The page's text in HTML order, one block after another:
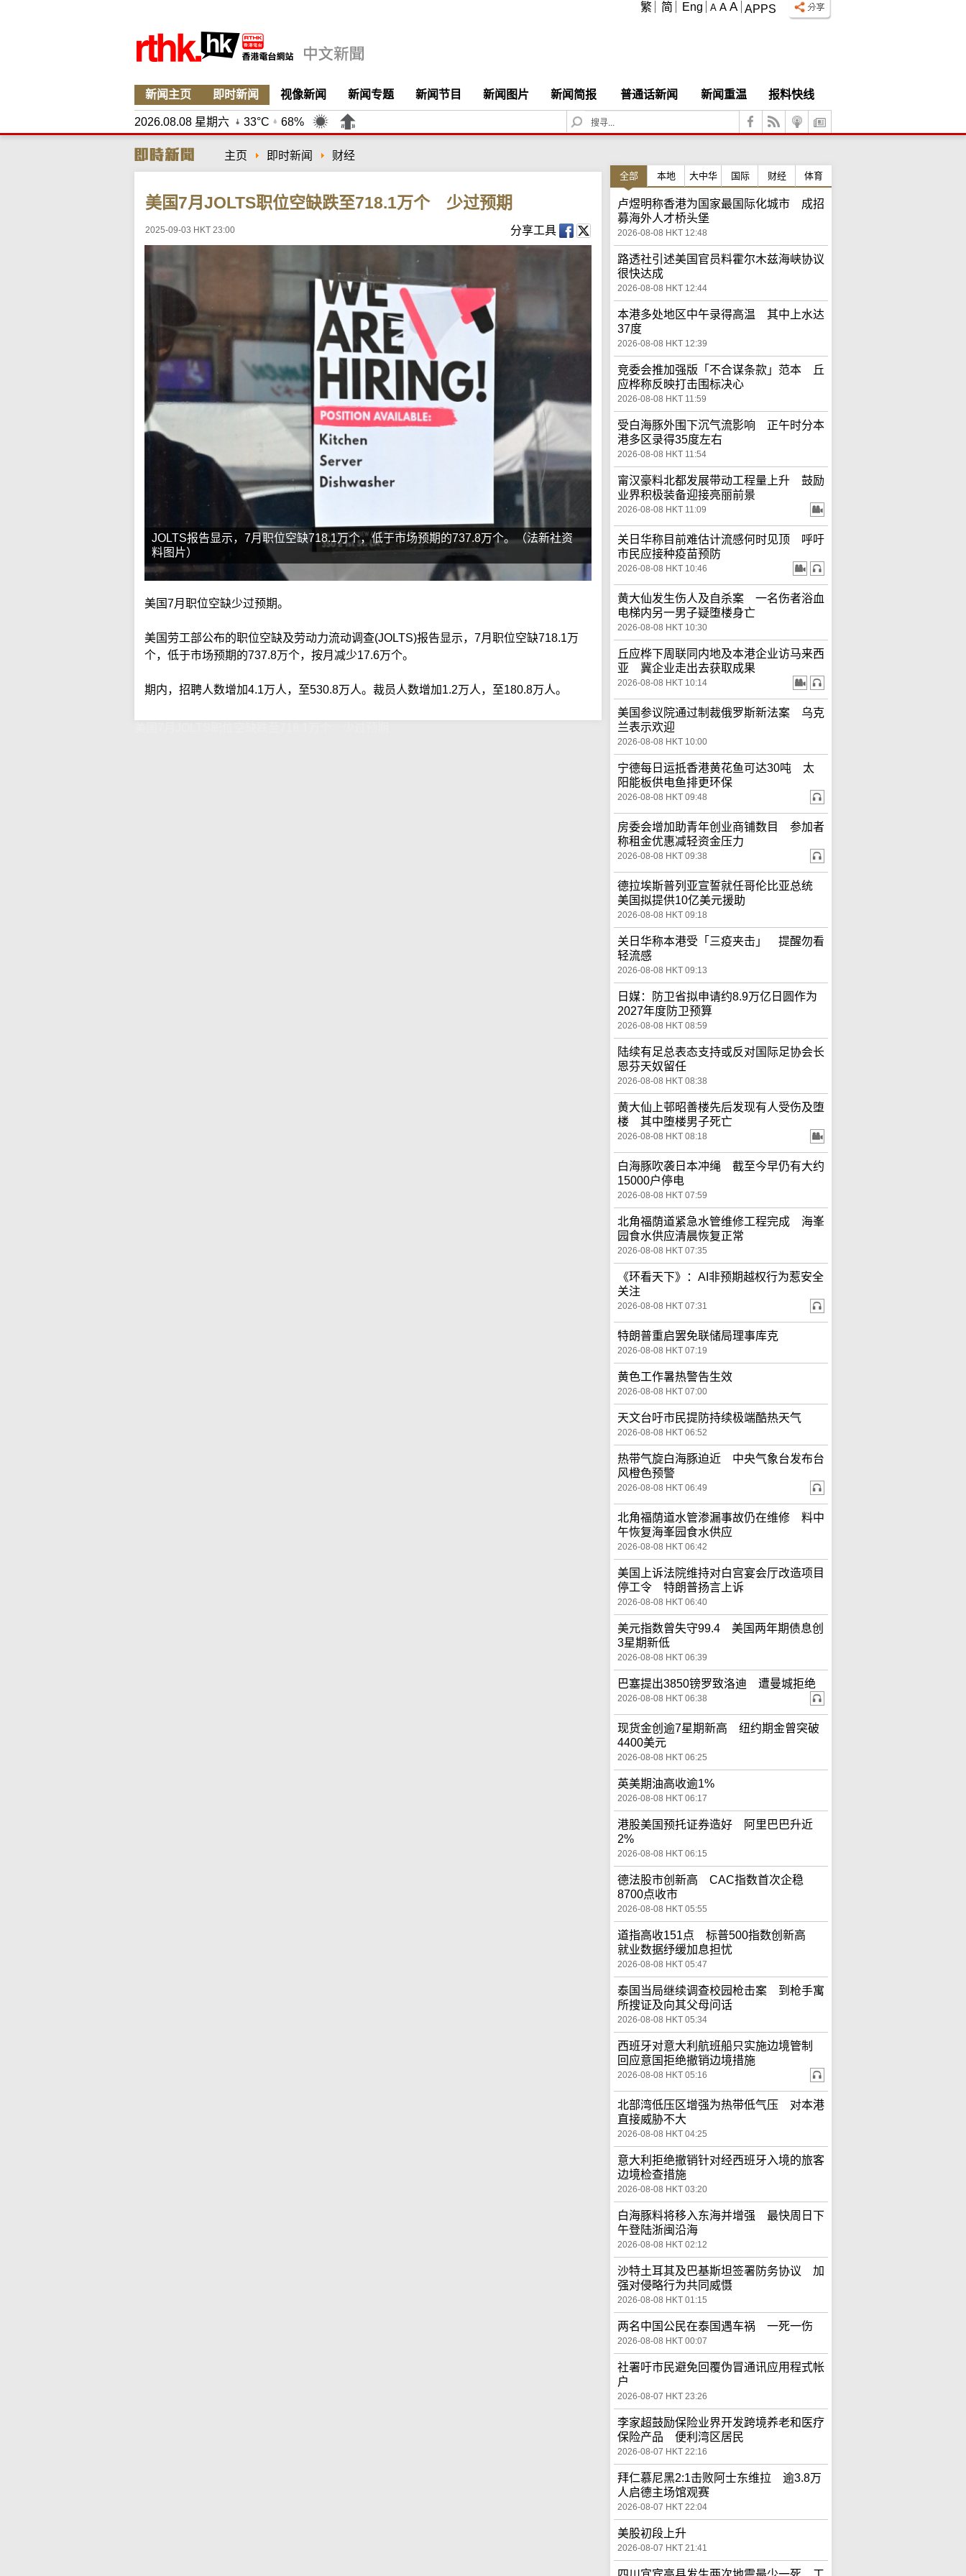
APPS
A A A
繁 简 Eng
新闻主页 即时新闻 视像新闻 新闻专题 新闻节目 新闻图片 新闻简报 普通话新闻 新闻重温 报料快线
2026.08.08 星期六 33°C 68%
S
e
c
主页 即时新闻 财经
美国7月JOLTS职位空缺跌至718.1万个 少过预期
2025-09-03 HKT 23:00 分享工具
JOLTS报告显示，7月职位空缺718.1万个，低于市场预期的737.8万个。（法新社资
料图片）
美国7月职位空缺少过预期。
美国劳工部公布的职位空缺及劳动力流动调查(JOLTS)报告显示，7月职位空缺718.1万
个，低于市场预期的737.8万个，按月减少17.6万个。
期内，招聘人数增加4.1万人，至530.8万人。裁员人数增加1.2万人，至180.8万人。
全部 本地 大中华 国际 财经 体育
卢煜明称香港为国家最国际化城市 成招
募海外人才桥头堡
2026-08-08 HKT 12:48
路透社引述美国官员料霍尔木兹海峡协议
很快达成
2026-08-08 HKT 12:44
本港多处地区中午录得高温 其中上水达
37度
2026-08-08 HKT 12:39
竞委会推加强版「不合谋条款」范本 丘
应桦称反映打击围标决心
2026-08-08 HKT 11:59
受白海豚外围下沉气流影响 正午时分本
港多区录得35度左右
2026-08-08 HKT 11:54
甯汉豪料北都发展带动工程量上升 鼓励
业界积极装备迎接亮丽前景
2026-08-08 HKT 11:09
关日华称目前难估计流感何时见顶 呼吁
市民应接种疫苗预防
2026-08-08 HKT 10:46
黄大仙发生伤人及自杀案 一名伤者浴血
电梯内另一男子疑堕楼身亡
2026-08-08 HKT 10:30
丘应桦下周联同内地及本港企业访马来西
亚 冀企业走出去获取成果
2026-08-08 HKT 10:14
美国参议院通过制裁俄罗斯新法案 乌克
兰表示欢迎
2026-08-08 HKT 10:00
宁德每日运抵香港黄花鱼可达30吨 太
阳能板供电鱼排更环保
2026-08-08 HKT 09:48
房委会增加助青年创业商铺数目 参加者
称租金优惠减轻资金压力
2026-08-08 HKT 09:38
德拉埃斯普列亚宣誓就任哥伦比亚总统
美国拟提供10亿美元援助
2026-08-08 HKT 09:18
关日华称本港受「三疫夹击」 提醒勿看
轻流感
2026-08-08 HKT 09:13
日媒：防卫省拟申请约8.9万亿日圆作为
2027年度防卫预算
2026-08-08 HKT 08:59
陆续有足总表态支持或反对国际足协会长
恩芬天奴留任
2026-08-08 HKT 08:38
黄大仙上邨昭善楼先后发现有人受伤及堕
楼 其中堕楼男子死亡
2026-08-08 HKT 08:18
白海豚吹袭日本冲绳 截至今早仍有大约
15000户停电
2026-08-08 HKT 07:59
北角福荫道紧急水管维修工程完成 海峯
园食水供应清晨恢复正常
2026-08-08 HKT 07:35
《环看天下》：AI非预期越权行为惹安全
关注
2026-08-08 HKT 07:31
特朗普重启罢免联储局理事库克
2026-08-08 HKT 07:19
黄色工作暑热警告生效
2026-08-08 HKT 07:00
天文台吁市民提防持续极端酷热天气
2026-08-08 HKT 06:52
热带气旋白海豚迫近 中央气象台发布台
风橙色预警
2026-08-08 HKT 06:49
北角福荫道水管渗漏事故仍在维修 料中
午恢复海峯园食水供应
2026-08-08 HKT 06:42
美国上诉法院维持对白宫宴会厅改造项目
停工令 特朗普扬言上诉
2026-08-08 HKT 06:40
美元指数曾失守99.4 美国两年期债息创
3星期新低
2026-08-08 HKT 06:39
巴塞提出3850镑罗致洛迪 遭曼城拒绝
2026-08-08 HKT 06:38
现货金创逾7星期新高 纽约期金曾突破
4400美元
2026-08-08 HKT 06:25
英美期油高收逾1%
2026-08-08 HKT 06:17
港股美国预托证券造好 阿里巴巴升近
2%
2026-08-08 HKT 06:15
德法股市创新高 CAC指数首次企稳
8700点收市
2026-08-08 HKT 05:55
道指高收151点 标普500指数创新高
就业数据纾缓加息担忧
2026-08-08 HKT 05:47
泰国当局继续调查校园枪击案 到枪手寓
所搜证及向其父母问话
2026-08-08 HKT 05:34
西班牙对意大利航班船只实施边境管制
回应意国拒绝撤销边境措施
2026-08-08 HKT 05:16
北部湾低压区增强为热带低气压 对本港
直接威胁不大
2026-08-08 HKT 04:25
意大利拒绝撤销针对经西班牙入境的旅客
边境检查措施
2026-08-08 HKT 03:20
白海豚料将移入东海并增强 最快周日下
午登陆浙闽沿海
2026-08-08 HKT 02:12
沙特土耳其及巴基斯坦签署防务协议 加
强对侵略行为共同威慑
2026-08-08 HKT 01:15
两名中国公民在泰国遇车祸 一死一伤
2026-08-08 HKT 00:07
社署吁市民避免回覆伪冒通讯应用程式帐
户
2026-08-07 HKT 23:26
李家超鼓励保险业界开发跨境养老和医疗
保险产品 便利湾区居民
2026-08-07 HKT 22:16
拜仁慕尼黑2:1击败阿士东维拉 逾3.8万
人启德主场馆观赛
2026-08-07 HKT 22:04
美股初段上升
2026-08-07 HKT 21:41